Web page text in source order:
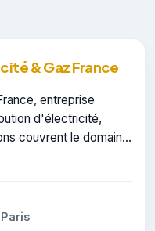
& Gaz France
entreprise
d'électricité,
couvrent le domaine